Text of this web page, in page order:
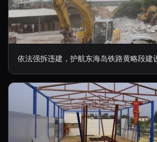
依法强拆违建，护航东海岛铁路黄略段建